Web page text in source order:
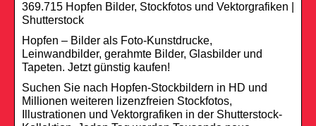
369.715 Hopfen Bilder, Stockfotos und Vektorgrafiken |
Shutterstock
Hopfen – Bilder als Foto-Kunstdrucke,
Leinwandbilder, gerahmte Bilder, Glasbilder und
Tapeten. Jetzt günstig kaufen!
Suchen Sie nach Hopfen-Stockbildern in HD und
Millionen weiteren lizenzfreien Stockfotos,
Illustrationen und Vektorgrafiken in der Shutterstock-